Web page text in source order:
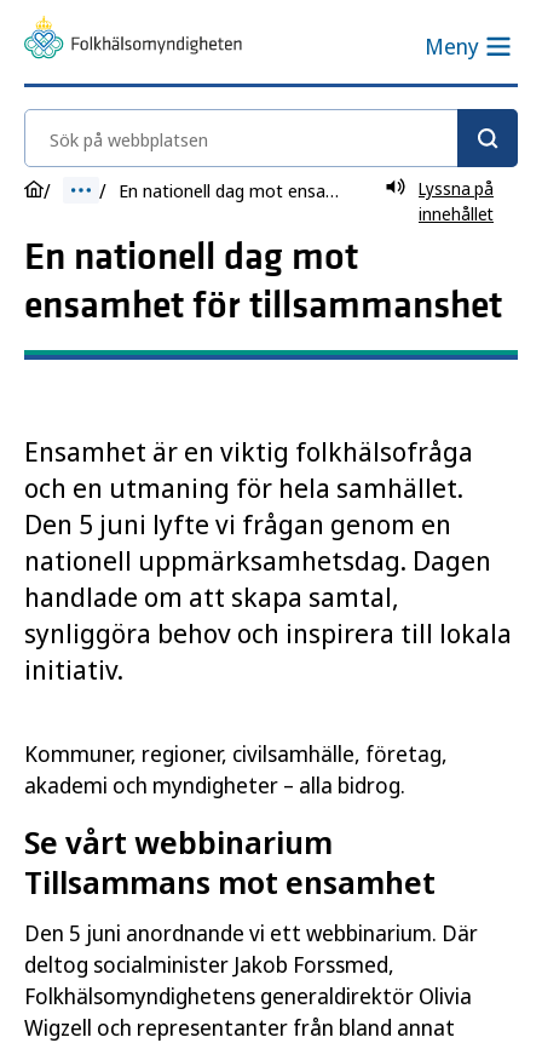
Meny
Sök på webbplatsen
En nationell dag mot ensamhet för tillsammanshet
Lyssna på
innehållet
En nationell dag mot
ensamhet för tillsammanshet
Ensamhet är en viktig folkhälsofråga
och en utmaning för hela samhället.
Den 5 juni lyfte vi frågan genom en
nationell uppmärksamhetsdag. Dagen
handlade om att skapa samtal,
synliggöra behov och inspirera till lokala
initiativ.
Kommuner, regioner, civilsamhälle, företag,
akademi och myndigheter – alla bidrog.
Se vårt webbinarium
Tillsammans mot ensamhet
Den 5 juni anordnande vi ett webbinarium. Där
deltog socialminister Jakob Forssmed,
Folkhälsomyndighetens generaldirektör Olivia
Wigzell och representanter från bland annat